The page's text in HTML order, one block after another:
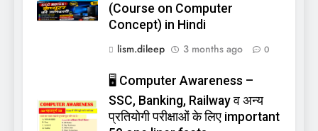
(Course on Computer
Concept) in Hindi
lism.dileep
3 months ago 0
🖥️ Computer Awareness –
SSC, Banking, Railway व अन्य
प्रतियोगी परीक्षाओं के लिए important